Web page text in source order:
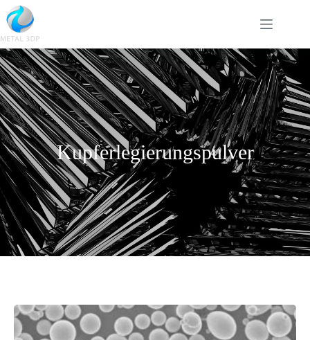
Kupferlegierungspulver